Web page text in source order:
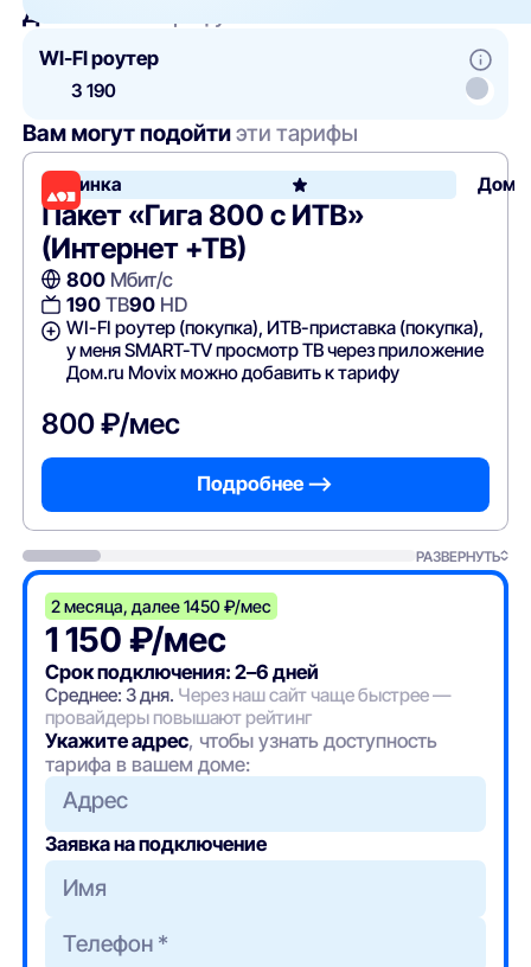
Добавить
WI-FI роутер
3 190
Вам могут подойтиэти тарифы
Новинка
Пакет «Гига 800 с ИТВ»
(Интернет +ТВ)
800Мбит/с
190ТВ90HD
WI-FI роутер (покупка), ИТВ-приставка (покупка),
у меня SMART-TV просмотр ТВ через приложение
Дом.ru Movix можно добавить к тарифу
800 ₽/мес
Подробнее —>
РАЗВЕРНУТЬ
2 месяца, далее 1450 ₽/мес
1 150 ₽/мес
Срок подключения: 2–6 дней
Среднее: 3 дня. Через наш сайт чаще быстрее —
провайдеры повышают рейтинг
Укажите адрес, чтобы узнать доступность
тарифа в вашем доме:
Адрес
Заявка на подключение